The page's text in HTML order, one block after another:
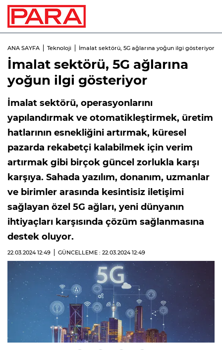
ANA SAYFA Teknoloji İmalat sektörü, 5G ağlarına yoğun ilgi gösteriyor
İmalat sektörü, 5G ağlarına
yoğun ilgi gösteriyor
İmalat sektörü, operasyonlarını
yapılandırmak ve otomatikleştirmek, üretim
hatlarının esnekliğini artırmak, küresel
pazarda rekabetçi kalabilmek için verim
artırmak gibi birçok güncel zorlukla karşı
karşıya. Sahada yazılım, donanım, uzmanlar
ve birimler arasında kesintisiz iletişimi
sağlayan özel 5G ağları, yeni dünyanın
ihtiyaçları karşısında çözüm sağlanmasına
destek oluyor.
22.03.202412:49 GÜNCELLEME : 22.03.202412:49